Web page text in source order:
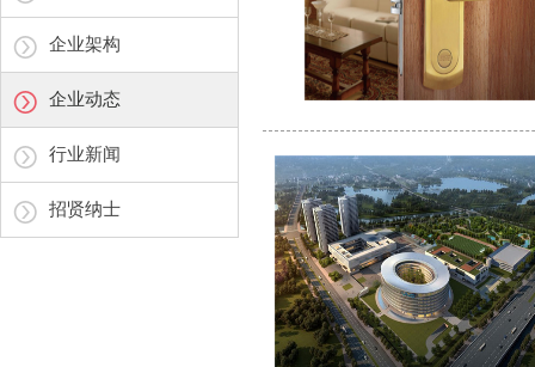
企业架构
企业动态
行业新闻
招贤纳士